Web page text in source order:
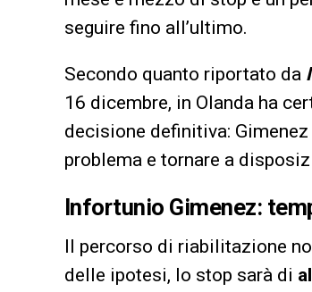
seguire fino all’ultimo.
Secondo quanto riportato da
16 dicembre, in Olanda ha
decisione definitiva:
problema e tornare a
Infortunio Gimenez:
Il percorso di riabilitazione
delle ipotesi, lo stop sarà di